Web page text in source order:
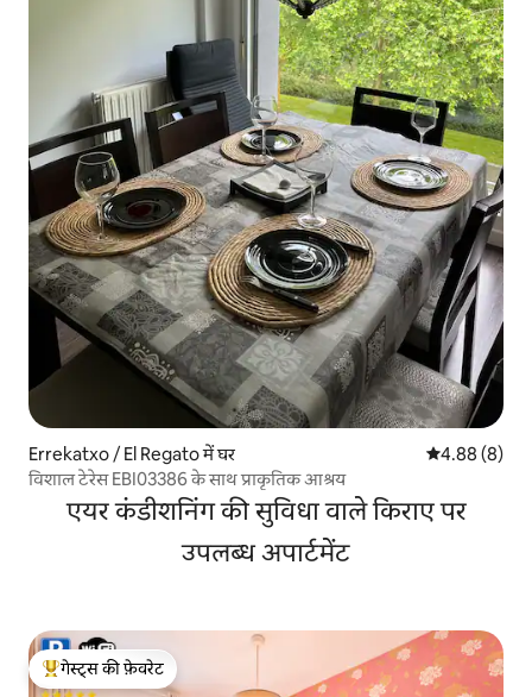
Errekatxo / El Regato में घर औसत रेटिंग 5 में
4.88 (8)
विशाल टेरेस EBI03386 के साथ प्राकृतिक आश्रय
एयर कंडीशनिंग की सुविधा वाले किराए पर
उपलब्ध अपार्टमेंट
गेस्ट्स का टॉप फ़ेवरेट
गेस्ट्स की फ़ेवरेट